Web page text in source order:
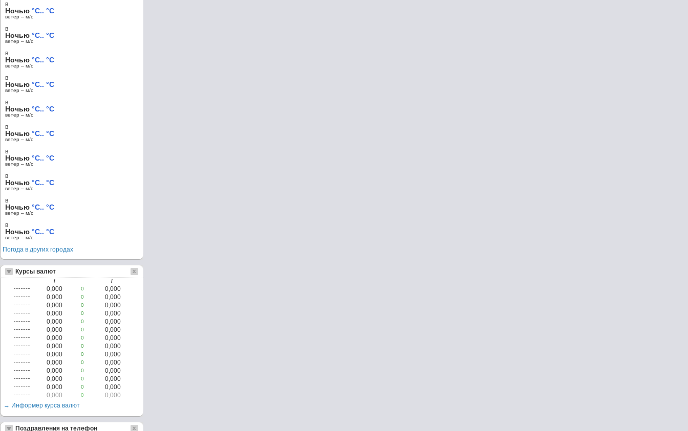
в
Ночью °C.. °C
ветер – м/c
в
Ночью °C.. °C
ветер – м/c
в
Ночью °C.. °C
ветер – м/c
в
Ночью °C.. °C
ветер – м/c
в
Ночью °C.. °C
ветер – м/c
в
Ночью °C.. °C
ветер – м/c
в
Ночью °C.. °C
ветер – м/c
в
Ночью °C.. °C
ветер – м/c
в
Ночью °C.. °C
ветер – м/c
в
Ночью °C.. °C
ветер – м/c
Погода в других городах
Курсы валют
/ /
0,000 0
0,000
0,000
0
0,000
0,000
0
0,000
0,000
0
0,000
0,000
0
0,000
0,000
0
0,000
0,000
0
0,000
0,000
0
0,000
0,000
0
0,000
0,000
0
0,000
0,000
0
0,000
0,000
0
0,000
0,000
0
0,000
0,000
0
0,000
→ Информер курса валют
Поздравления на телефон